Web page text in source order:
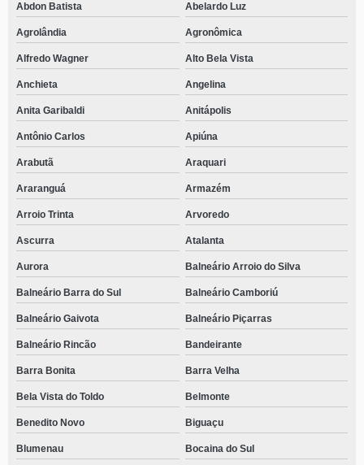
Abdon Batista Abelardo Luz
Agrolândia Agronômica
Alfredo Wagner Alto Bela Vista
Anchieta Angelina
Anita Garibaldi Anitápolis
Antônio Carlos Apiúna
Arabutã Araquari
Araranguá Armazém
Arroio Trinta Arvoredo
Ascurra Atalanta
Aurora Balneário Arroio do Silva
Balneário Barra do Sul Balneário Camboriú
Balneário Gaivota Balneário Piçarras
Balneário Rincão Bandeirante
Barra Bonita Barra Velha
Bela Vista do Toldo Belmonte
Benedito Novo Biguaçu
Blumenau Bocaina do Sul